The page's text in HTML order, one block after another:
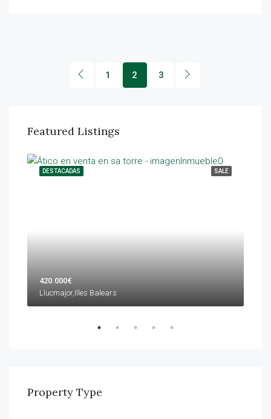
1 2 3
Featured Listings
SALE
DESTACADAS
420.000€
Llucmajor,Illes Balears
Property Type